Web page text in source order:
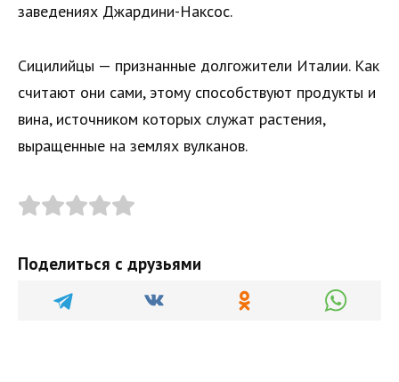
заведениях Джардини-Наксос.
Сицилийцы — признанные долгожители Италии. Как
считают они сами, этому способствуют продукты и
вина, источником которых служат растения,
выращенные на землях вулканов.
Поделиться с друзьями